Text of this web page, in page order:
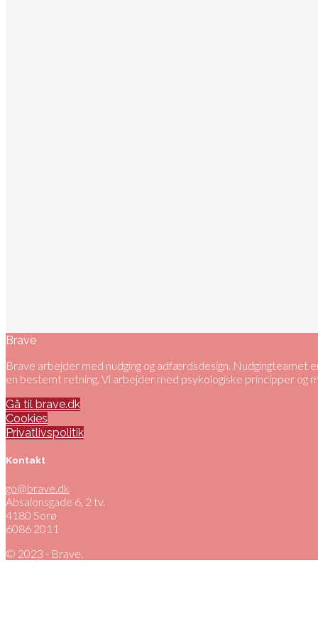
Brave
Brave arbejder med nudging og adfærdsdesign.
en bestemt retning. Vi arbejder med psykologiske principper og
Gå til brave.dk
Cookies
Privatlivspolitik
Kontakt
go@brave.dk
Absalonsgade 6, 2 tv.
4180 Sorø
6086 2011
© 2023 - Brave.